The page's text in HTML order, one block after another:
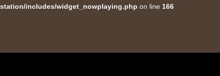
station/includes/widget_nowplaying.php on line 166